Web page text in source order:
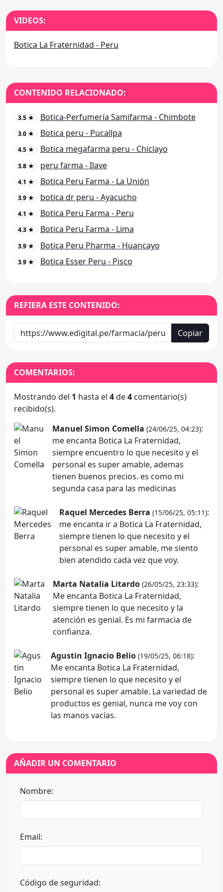
VIDEOS:
Botica La Fraternidad - Peru
CONTENIDO RELACIONADO:
3.5 ★ Botica-Perfumería Samifarma - Chimbote
3.0 ★ Botica peru - Pucallpa
4.5 ★ Botica megafarma peru - Chiclayo
3.8 ★ peru farma - Ilave
4.1 ★ Botica Peru Farma - La Unión
3.9 ★ botica dr peru - Ayacucho
4.1 ★ Botica Peru Farma - Peru
4.3 ★ Botica Peru Farma - Lima
3.9 ★ Botica Peru Pharma - Huancayo
3.9 ★ Botica Esser Peru - Pisco
REFIERA ESTE CONTENIDO:
Copiar
COMENTARIOS:
Mostrando del 1 hasta el 4de4 comentario(s)
recibido(s).
Manuel Simon Comella (24/06/25, 04:23):
me encanta Botica La Fraternidad,
siempre encuentro lo que necesito y el
personal es super amable, ademas
tienen buenos precios. es como mi
segunda casa para las medicinas
Raquel Mercedes Berra (15/06/25, 05:11):
me encanta ir a Botica La Fraternidad,
siempre tienen lo que necesito y el
personal es super amable, me siento
bien atendido cada vez que voy.
Marta Natalia Litardo (26/05/25, 23:33):
Me encanta Botica La Fraternidad,
siempre tienen lo que necesito y la
atención es genial. Es mi farmacia de
confianza.
Agustin Ignacio Belio (19/05/25, 06:18):
Me encanta Botica La Fraternidad,
siempre tienen lo que necesito y el
personal es super amable. La variedad de
productos es genial, nunca me voy con
las manos vacías.
AÑADIR UN COMENTARIO
Nombre:
Email:
Código de seguridad: